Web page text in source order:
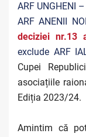
ARF UNGHENI
ARF ANENII
deciziei nr.13
exclude ARF
Cupei
asociațiile
Ediția 2023/24.
Amintim că